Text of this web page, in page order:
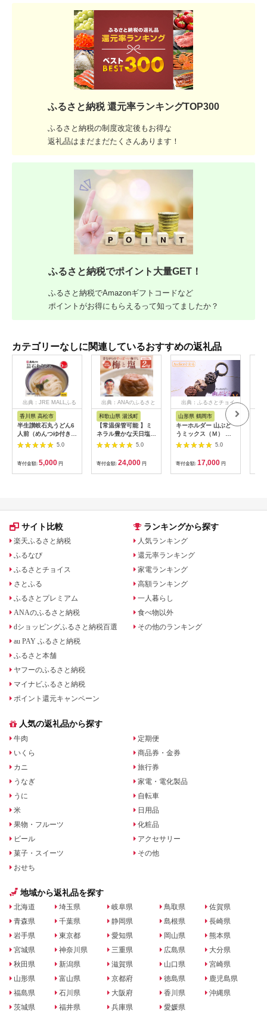
ふるさと納税 還元率ランキングTOP300
ふるさと納税の制度改定後もお得な
返礼品はまだまだたくさんあります！
ふるさと納税でポイント大量GET！
ふるさと納税でAmazonギフトコードなど
ポイントがお得にもらえるって知ってましたか？
カテゴリーなしに関連しているおすすめの返礼品
出典：JRE MALLふる
さと納税
香川県 高松市
半生讃岐石丸うどん6
人前（めんつゆ付き）
麺300g×2袋
5.0
寄付金額: 5,000 円
出典：ANAのふるさと
和歌山県 湯浅町
【常温保管可能 】ミ
ネラル豊かな天日塩だ
けで漬けた無添加梅干
し2kg 梅ボーイズ｜
B201_EP6024
5.0
寄付金額: 24,000 円
出典：ふるさとチョイ
山形県 鶴岡市
キーホルダー 山ぶど
うミックス（Ｍ） 山
形県鶴岡市 アトリエ
かおる | 山葡萄 雑貨
キーホルダー ギフト
贈り物 お取り寄せ 返
礼品
5.0
寄付金額: 17,000 円
サイト比較
楽天ふるさと納税
ふるなび
ふるさとチョイス
さとふる
ふるさとプレミアム
ANAのふるさと納税
dショッピングふるさと納税百選
au PAY ふるさと納税
ふるさと本舗
ヤフーのふるさと納税
マイナビふるさと納税
ポイント還元キャンペーン
ランキングから探す
人気ランキング
還元率ランキング
家電ランキング
高額ランキング
一人暮らし
食べ物以外
その他のランキング
人気の返礼品から探す
牛肉
いくら
カニ
うなぎ
うに
米
果物・フルーツ
ビール
菓子・スイーツ
おせち
定期便
商品券・金券
旅行券
家電・電化製品
自転車
日用品
化粧品
アクセサリー
その他
地域から返礼品を探す
北海道
青森県
岩手県
宮城県
秋田県
山形県
福島県
茨城県
埼玉県
千葉県
東京都
神奈川県
新潟県
富山県
石川県
福井県
岐阜県
静岡県
愛知県
三重県
滋賀県
京都府
大阪府
兵庫県
鳥取県
島根県
岡山県
広島県
山口県
徳島県
香川県
愛媛県
佐賀県
長崎県
熊本県
大分県
宮崎県
鹿児島県
沖縄県